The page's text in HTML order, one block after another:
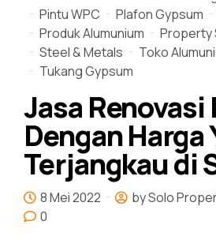
Pintu WPC
Plafon Gypsum
Produk Alumunium
Property
Steel & Metals
Toko
Tukang Gypsum
Jasa Renovasi
Dengan Harga
Terjangkau di
8 Mei 2022
by Solo
0